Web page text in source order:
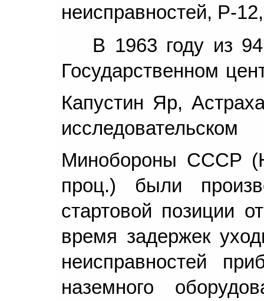
неисправностей, Р-
В 1963 году из
Государственном
Капустин Яр,
Минобороны СССР
проц.) были
стартовой позиции
время задержек
неисправностей
наземного